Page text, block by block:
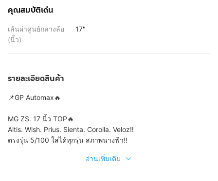
คุณสมบัติเด่น
เส้นผ่าศูนย์กลางล้อ
(นิ้ว)
17"
รายละเอียดสินค้า
📌GP Automax🔥
MG ZS. 17 นิ้ว TOP🔥
Altis. Wish. Prius. Sienta. Corolla. Veloz‼️
ตรงรุ่น 5/100 ใส่ได้ทุกรุ่น สภาพนางฟ้า‼️
อ่านเพิ่มเติม